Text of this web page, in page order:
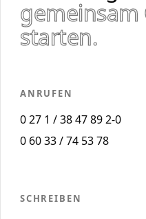
gemeinsam
starten.
ANRUFEN
0 27 1 / 38 47 89 2-0
0 60 33 / 74 53 78
SCHREIBEN